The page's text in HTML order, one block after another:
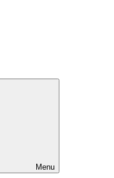
Menu